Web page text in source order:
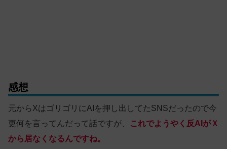
感想
元からXはゴリゴリにAIを押し出してたSNSだったので今
更何を言ってんだって話ですが、
これでようやく反AIがＸ
から居なくなるんですね。